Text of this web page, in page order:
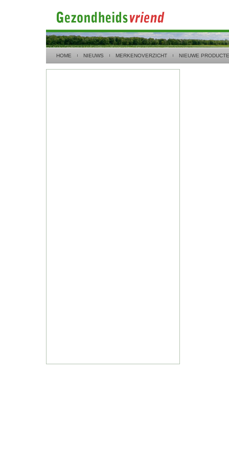
HOME NIEUWS MERKENOVERZICHT NIEUWE